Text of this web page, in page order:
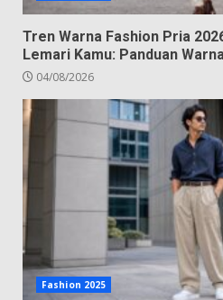
Tren Warna Fashion Pria
Lemari Kamu: Panduan
04/08/2026
Fashion 2025